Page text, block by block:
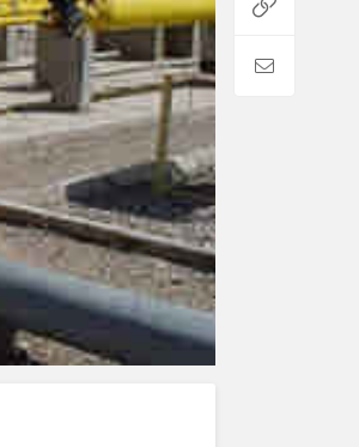
ایثار و شهادت
دفاع مقدس